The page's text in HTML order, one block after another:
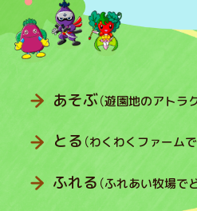
あそぶ（遊園地のアトラ
とる （わくわくファーム
ふれる （ふれあい牧場で